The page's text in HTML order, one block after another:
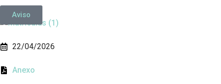
Aviso
22/04/2026
Anexo